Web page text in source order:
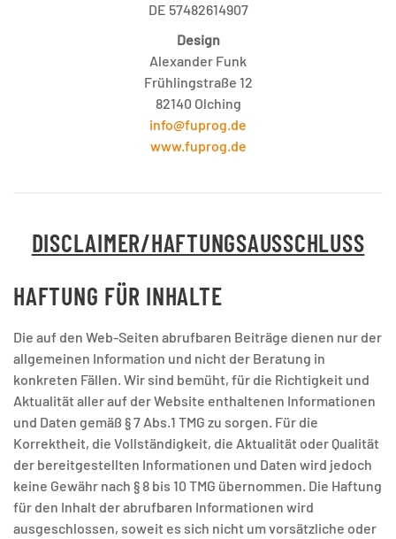
DE 57482614907
Design
Alexander Funk
Frühlingstraße 12
82140 Olching
info@fuprog.de
www.fuprog.de
DISCLAIMER/HAFTUNGSAUSSCHLUSS
HAFTUNG FÜR INHALTE
Die auf den Web-Seiten abrufbaren Beiträge dienen nur der
allgemeinen Information und nicht der Beratung in
konkreten Fällen. Wir sind bemüht, für die Richtigkeit und
Aktualität aller auf der Website enthaltenen Informationen
und Daten gemäß § 7 Abs.1 TMG zu sorgen. Für die
Korrektheit, die Vollständigkeit, die Aktualität oder Qualität
der bereitgestellten Informationen und Daten wird jedoch
keine Gewähr nach § 8 bis 10 TMG übernommen. Die Haftung
für den Inhalt der abrufbaren Informationen wird
ausgeschlossen, soweit es sich nicht um vorsätzliche oder